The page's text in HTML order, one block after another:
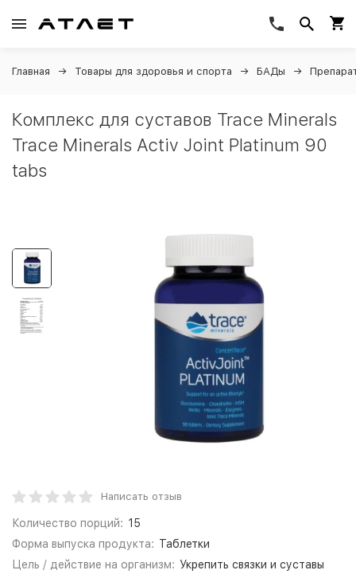
Главная Товары для здоровья и спорта БАДы
Комплекс для суставов Trace Minerals
Trace Minerals Activ Joint Platinum 90
tabs
Написать отзыв
Количество порций: 15
Форма выпуска продукта: Таблетки
Цель / действие на организм: Укрепить связки и суставы